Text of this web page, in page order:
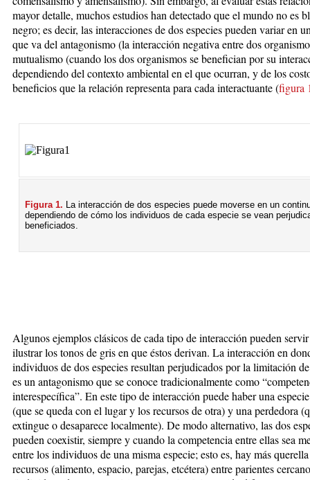
mayor detalle, muchos estudios han detectado que el mundo no es
negro; es decir, las interacciones de dos especies pueden variar en
que va del antagonismo (la interacción negativa entre dos
mutualismo (cuando los dos organismos se benefician por su
dependiendo del contexto ambiental en el que ocurran, y de los
beneficios que la relación representa para cada interactuante (figura
Figura 1.
La interacción de dos especies puede moverse en un
dependiendo de cómo los individuos de cada especie se vean
beneficiados.
Algunos ejemplos clásicos de cada tipo de interacción pueden
ilustrar los tonos de gris en que éstos derivan. La interacción en
individuos de dos especies resultan perjudicados por la limitación
es un antagonismo que se conoce tradicionalmente como
interespecífica”. En este tipo de interacción puede haber una
(que se queda con el lugar y los recursos de otra) y una perdedora
extingue o desaparece localmente). De modo alternativo, las dos
pueden coexistir, siempre y cuando la competencia entre ellas sea
entre los individuos de una misma especie; esto es, hay más
recursos (alimento, espacio, parejas, etcétera) entre parientes